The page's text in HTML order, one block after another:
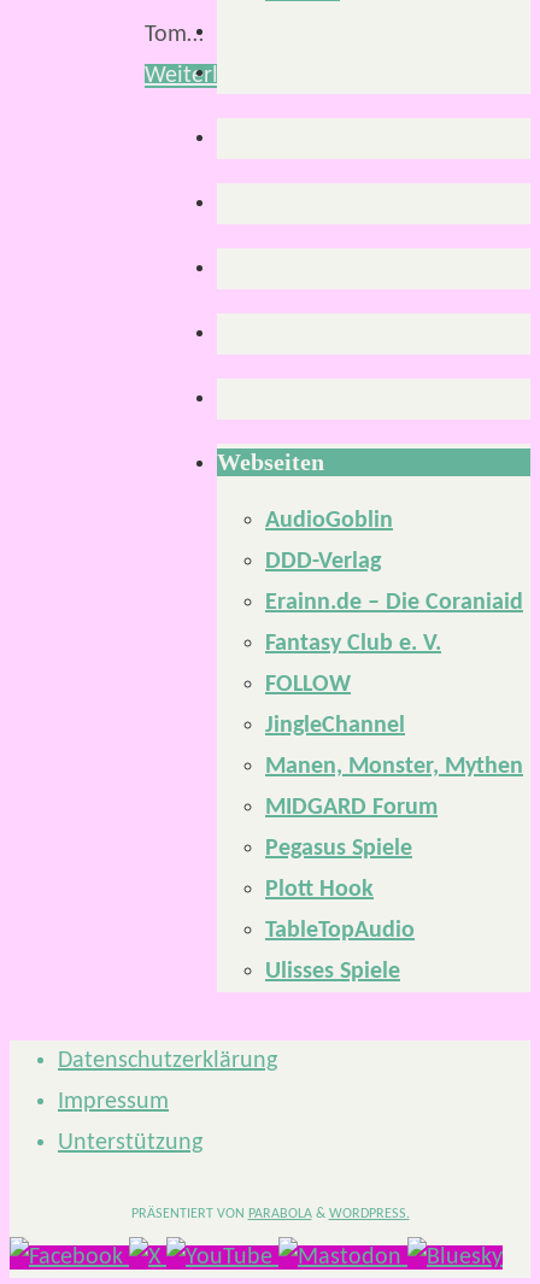
Tom…
Weiterlesen
Webseiten
AudioGoblin
DDD-Verlag
Erainn.de – Die Coraniaid
Fantasy Club e. V.
FOLLOW
JingleChannel
Manen, Monster, Mythen
MIDGARD Forum
Pegasus Spiele
Plott Hook
TableTopAudio
Ulisses Spiele
Datenschutzerklärung
Impressum
Unterstützung
PRÄSENTIERT VON PARABOLA& WORDPRESS.